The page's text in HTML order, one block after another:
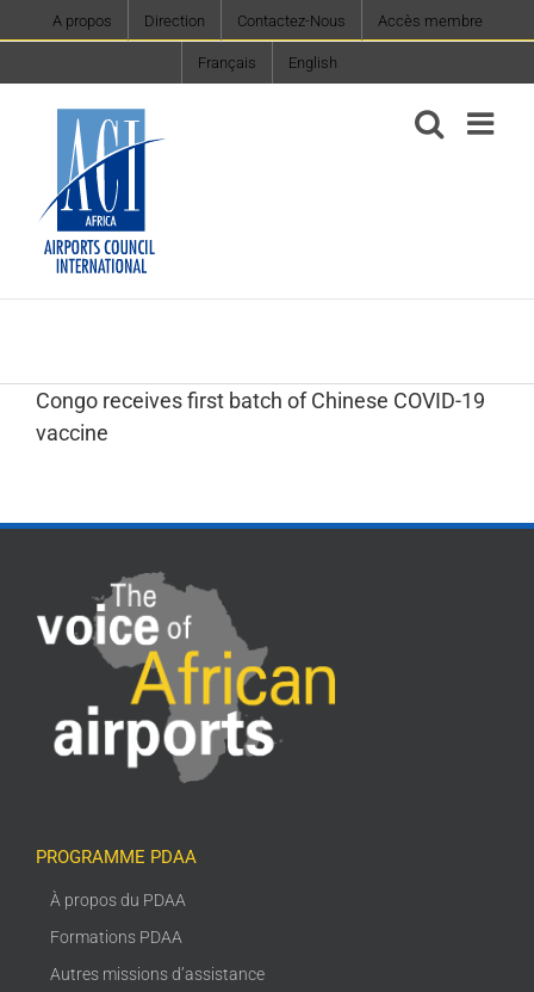
to
A propos Direction Contactez-Nous Accès membre
Français English
Congo receives first batch of Chinese COVID-19
vaccine
PROGRAMME PDAA
À propos du PDAA
Formations PDAA
Autres missions d’assistance